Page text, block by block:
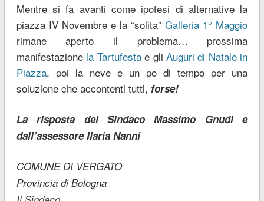
Mentre si fa avanti come ipotesi di alternative la
piazza IV Novembre e la “solita”Galleria 1° Maggio
rimane aperto il problema… prossima
manifestazione la Tartufestae gli Auguri di Natale in
Piazza, poi la neve e un po di tempo per una
soluzione che accontenti tutti, forse!
La risposta del Sindaco Massimo Gnudi e
dall’assessore Ilaria Nanni
COMUNE DI VERGATO
Provincia di Bologna